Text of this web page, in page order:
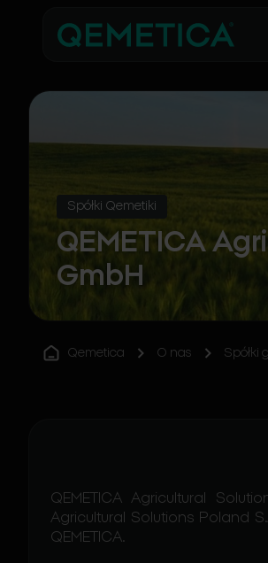
Spółki Qemetiki
QEMETICA
GmbH
Qemetica O nas Spółki
QEMETICA Agricultural
Agricultural Solutions Poland
QEMETICA.